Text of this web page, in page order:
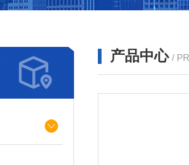
产品中心 /